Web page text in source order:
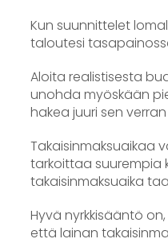
Kun suunnittelet
taloutesi
Aloita realistisesta
unohda myöskään
hakea juuri sen verran
Takaisinmaksuaikaa
tarkoittaa suurempia
takaisinmaksuaika
Hyvä nyrkkisääntö
että lainan